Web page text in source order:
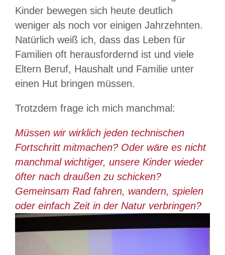
Kinder bewegen sich heute deutlich
weniger als noch vor einigen Jahrzehnten.
Natürlich weiß ich, dass das Leben für
Familien oft herausfordernd ist und viele
Eltern Beruf, Haushalt und Familie unter
einen Hut bringen müssen.
Trotzdem frage ich mich manchmal:
Müssen wir wirklich jeden technischen
Fortschritt mitmachen? Oder wäre es nicht
manchmal wichtiger, unsere Kinder wieder
öfter nach draußen zu schicken?
Gemeinsam Rad fahren, wandern, spielen
oder einfach Zeit in der Natur verbringen?